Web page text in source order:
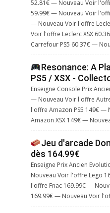
52.81€ — Nouveau Voir
59.99€ — Nouveau Voir
— Nouveau Voir l'offre
Voir l'offre Leclerc XSX
Carrefour PS5 60.37€ —
Resonance: A
PS5 / XSX -
Enseigne Console Prix
— Nouveau Voir l'offre
l'offre Amazon PS5 149€ —
Amazon XSX 149€ —
Jeu d'arcade
dès 164.99€
Enseigne Prix Ancien
Nouveau Voir l'offre Lego
l'offre Fnac 169.99€ —
169.99€ — Nouveau Voir